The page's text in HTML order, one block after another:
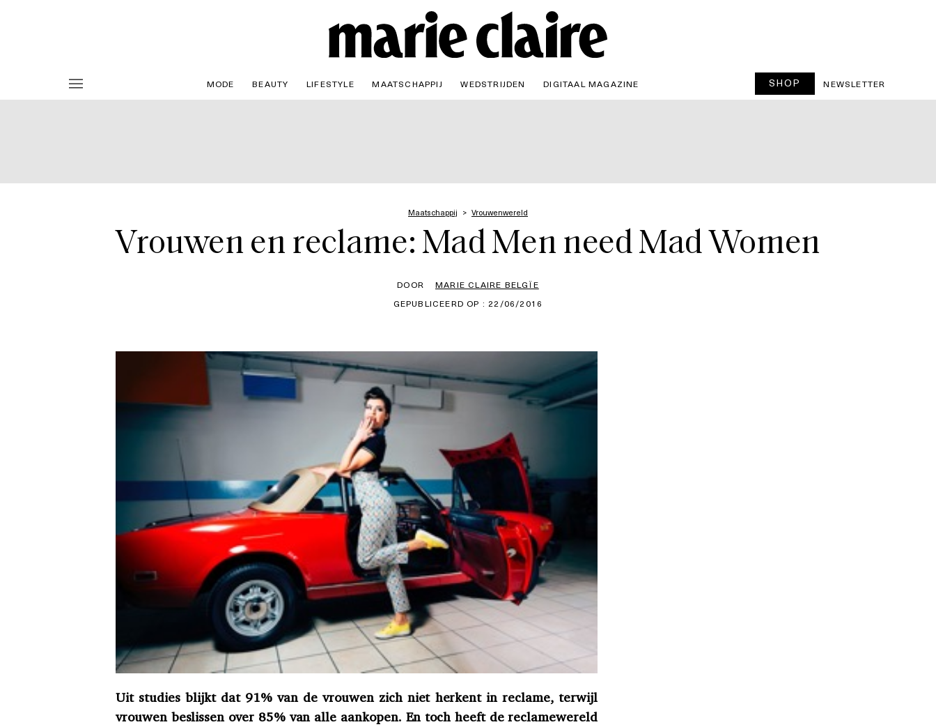
MODE BEAUTY LIFESTYLE MAATSCHAPPIJ WEDSTRIJDEN DIGITAAL MAGAZINE SHOP NEWSLETTER
Maatschappij Vrouwenwereld
Vrouwen en reclame: Mad Men need Mad Women
DOOR
MARIE CLAIRE BELGÏE
GEPUBLICEERD OP : 22/06/2016
Uit studies blijkt dat 91% van de vrouwen zich niet herkent in reclame, terwijl
vrouwen beslissen over 85% van alle aankopen. En toch heeft de reclamewereld